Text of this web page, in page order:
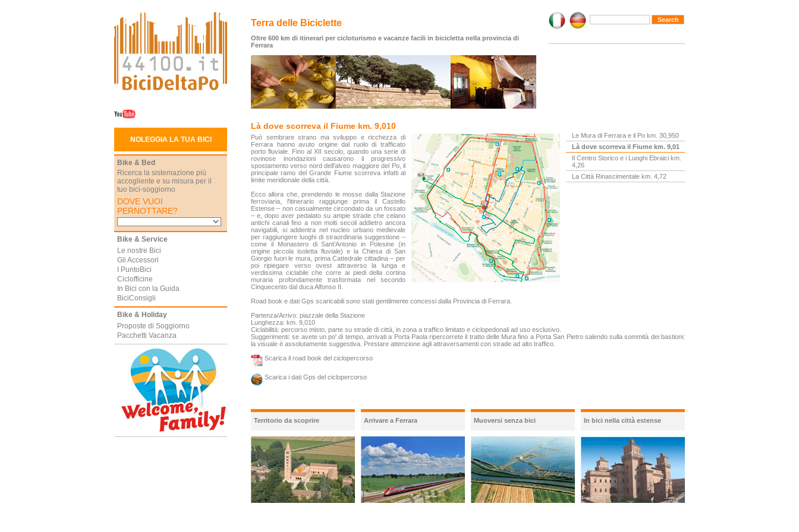
Terra delle Biciclette
Oltre 600 km di itinerari per cicloturismo e vacanze facili in bicicletta nella provincia di
Ferrara
NOLEGGIA LA TUA BICI
Bike & Bed
Ricerca la sistemazione più
accogliente e su misura per il
tuo bici-soggiorno
DOVE VUOI
PERNOTTARE?
Bike & Service
Le nostre Bici
Gli Accessori
I PuntoBici
Ciclofficine
In Bici con la Guida
BiciConsigli
Bike & Holiday
Proposte di Soggiorno
Pacchetti Vacanza
Le Mura di Ferrara e il Po km. 30,950
Là dove scorreva il Fiume km. 9,01
Il Centro Storico e i Luoghi Ebraici km.
4,26
La Città Rinascimentale km. 4,72
Là dove scorreva il Fiume km. 9,010
Può sembrare strano ma sviluppo e ricchezza di
Ferrara hanno avuto origine dal ruolo di trafficato
porto fluviale. Fino al XII secolo, quando una serie di
rovinose inondazioni causarono il progressivo
spostamento verso nord dell'alveo maggiore del Po, il
principale ramo del Grande Fiume scorreva infatti al
limite meridionale della città.
Ecco allora che, prendendo le mosse dalla Stazione
ferroviaria, l'itinerario raggiunge prima il Castello
Estense – non casualmente circondato da un fossato
– e, dopo aver pedalato su ampie strade che celano
antichi canali fino a non molti secoli addietro ancora
navigabili, si addentra nel nucleo urbano medievale
per raggiungere luoghi di straordinaria suggestione –
come il Monastero di Sant'Antonio in Polesine (in
origine piccola isoletta fluviale) e la Chiesa di San
Giorgio fuori le mura, prima Cattedrale cittadina – per
poi ripiegare verso ovest attraverso la lunga e
verdissima ciclabile che corre ai piedi della cortina
muraria profondamente trasformata nel secondo
Cinquecento dal duca Alfonso II.
Road book e dati Gps scaricabili sono stati gentilmente concessi dalla Provincia di Ferrara.
Partenza/Arrivo: piazzale della Stazione
Lunghezza: km. 9,010
Ciclabilità: percorso misto, parte su strade di città, in zona a traffico limitato e ciclopedonali ad uso esclusivo.
Suggerimenti: se avete un po' di tempo, arrivati a Porta Paola ripercorrete il tratto delle Mura fino a Porta San Pietro salendo sulla sommità dei bastioni:
la visuale è assolutamente suggestiva. Prestare attenzione agli attraversamenti con strade ad alto traffico.
Scarica il road book del ciclopercorso
Scarica i dati Gps del ciclopercorso
Territorio da scoprire Arrivare a Ferrara Muoversi senza bici In bici nella città estense